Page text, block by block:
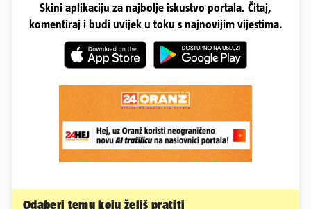
Skini aplikaciju za najbolje iskustvo portala. Čitaj,
komentiraj i budi uvijek u toku s najnovijim vijestima.
Odaberi temu koju želiš pratiti